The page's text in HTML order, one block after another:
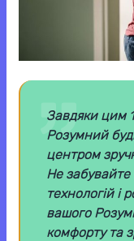
Завдяки цим
Розумний
центром
Не забувайте
технологій і
вашого
комфорту та